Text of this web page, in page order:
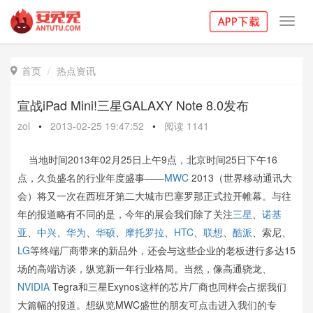
 首页 热点资讯
宣战iPad Mini!三星GALAXY Note 8.0发布
zol • 2013-02-25 19:47:52 • 阅读 1141
当地时间2013年02月25日上午9点，北京时间25日下午16
点，久负盛名的行业年度盛事——MWC 2013（世界移动通讯大
会）将又一次在西班牙第二大城市巴塞罗那正式拉开帷幕。与往
年的报道略有不同的是，今年的展会我们除了关注三星、 诺基
亚、 中兴、 华为、 华硕、 摩托罗拉、 HTC、 联想、 酷派、索尼、
LG等终端厂商带来的新品外，还会与这些企业的老板进行多达15
场的高端访谈，纵览新一年行业格局。当然，像高通骁龙、
NVIDIA Tegra和三星Exynos这样的芯片厂商也同样会占据我们
大篇幅的报道。想纵览MWC盛世的朋友可点击进入我们的专